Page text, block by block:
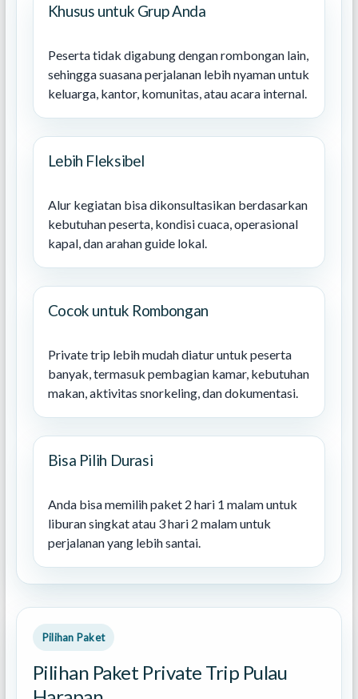
Khusus untuk Grup Anda
Peserta tidak digabung dengan rombongan lain,
sehingga suasana perjalanan lebih nyaman untuk
keluarga, kantor, komunitas, atau acara internal.
Lebih Fleksibel
Alur kegiatan bisa dikonsultasikan berdasarkan
kebutuhan peserta, kondisi cuaca, operasional
kapal, dan arahan guide lokal.
Cocok untuk Rombongan
Private trip lebih mudah diatur untuk peserta
banyak, termasuk pembagian kamar, kebutuhan
makan, aktivitas snorkeling, dan dokumentasi.
Bisa Pilih Durasi
Anda bisa memilih paket 2 hari 1 malam untuk
liburan singkat atau 3 hari 2 malam untuk
perjalanan yang lebih santai.
Pilihan Paket
Pilihan Paket Private Trip Pulau